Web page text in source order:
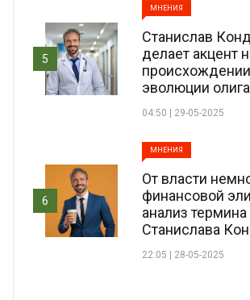
МНЕНИЯ
Станислав
делает акцент
эволюции
04:50 | 29-05-2025
5
МНЕНИЯ
От власти
финансовой
анализ термина
Станислава
22:05 | 28-05-2025
6